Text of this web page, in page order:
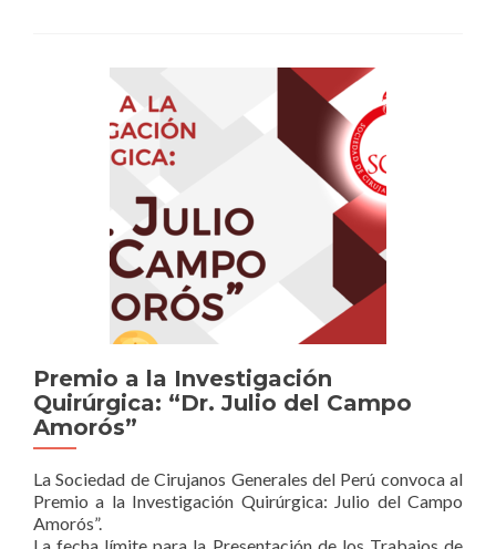
Premio a la Investigación
Quirúrgica: “Dr. Julio del Campo
Amorós”
La Sociedad de Cirujanos Generales del Perú convoca al
Premio a la Investigación Quirúrgica: Julio del Campo
Amorós”.